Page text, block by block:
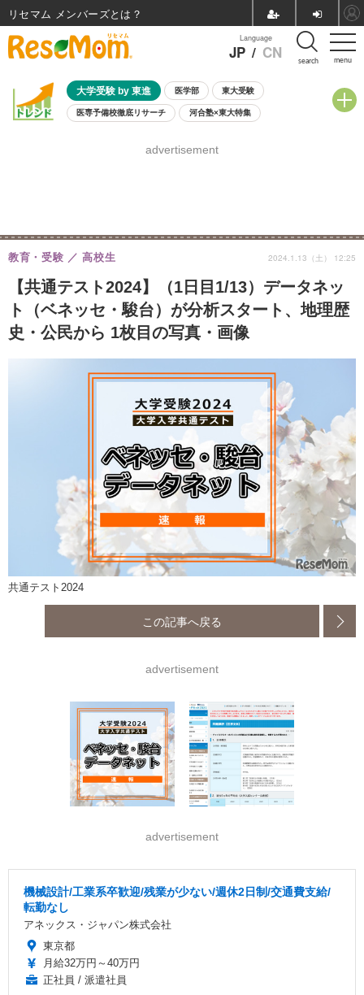
menu
Language
JP / CN search
大学受験 by 東進 医学部 東大受験
医専予備校徹底リサーチ 河合塾×東大特集
8月開催学校説明会・相談会
advertisement
【共通テスト2024】（1日目1/13）データネッ
ト（ベネッセ・駿台）が分析スタート、地理歴
史・公民から 1枚目の写真・画像
教育・受験 高校生 2024.1.13（土） 12:25
共通テスト2024
この記事へ戻る
advertisement
advertisement
機械設計/工業系卒歓迎/残業が少ない/週休2日制/交通費支給/
転勤なし
アネックス・ジャパン株式会社
東京都
月給32万円～40万円
正社員 / 派遣社員
リセマム メンバーズ